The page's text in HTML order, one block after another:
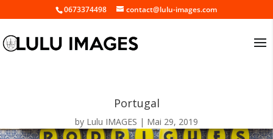
0673374498 contact@lulu-images.com
Portugal
by Lulu IMAGES Mai 29, 2019